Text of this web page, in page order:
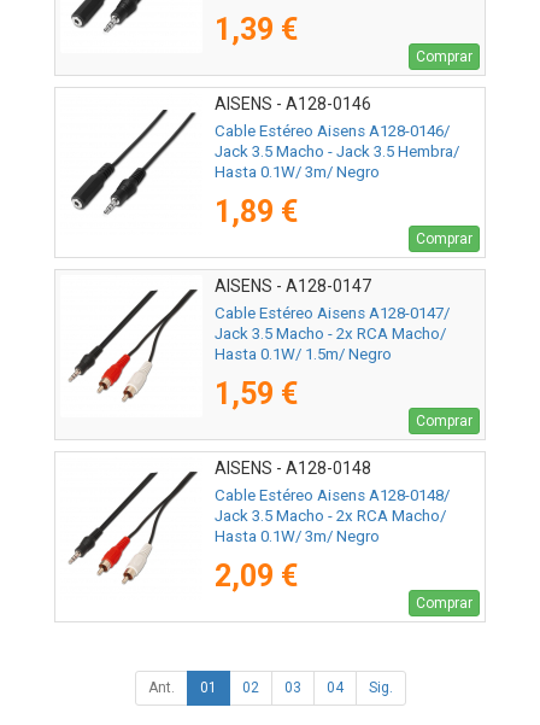
1,39 €
Comprar
AISENS - A128-0146
Cable Estéreo Aisens A128-0146/
Jack 3.5 Macho - Jack 3.5 Hembra/
Hasta 0.1W/ 3m/ Negro
1,89 €
Comprar
AISENS - A128-0147
Cable Estéreo Aisens A128-0147/
Jack 3.5 Macho - 2x RCA Macho/
Hasta 0.1W/ 1.5m/ Negro
1,59 €
Comprar
AISENS - A128-0148
Cable Estéreo Aisens A128-0148/
Jack 3.5 Macho - 2x RCA Macho/
Hasta 0.1W/ 3m/ Negro
2,09 €
Comprar
Ant. 01 02 03 04 Sig.